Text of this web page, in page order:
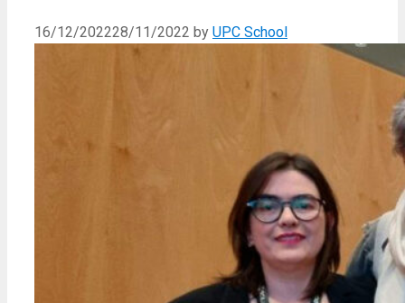
16/12/202228/11/2022 by UPC School